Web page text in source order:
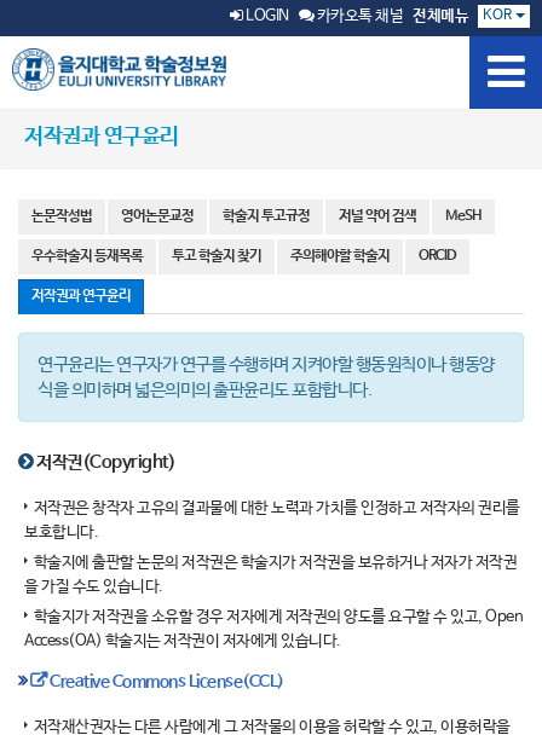
LOGIN 카카오톡 채널 전체메뉴 KOR
저작권과 연구윤리
논문작성법 영어논문교정 학술지 투고규정 저널 약어 검색 MeSH
우수학술지 등재목록 투고 학술지 찾기 주의해야할 학술지 ORCID
저작권과 연구윤리
연구윤리는 연구자가 연구를 수행하며 지켜야할 행동원칙이나 행동양
식을 의미하며 넓은의미의 출판윤리도 포함합니다.
저작권(Copyright)
저작권은 창작자 고유의 결과물에 대한 노력과 가치를 인정하고 저작자의 권리를
보호합니다.
학술지에 출판할 논문의 저작권은 학술지가 저작권을 보유하거나 저자가 저작권
을 가질 수도 있습니다.
학술지가 저작권을 소유할 경우 저자에게 저작권의 양도를 요구할 수 있고, Open
Access(OA) 학술지는 저작권이 저자에게 있습니다.
Creative Commons License(CCL)
저작재산권자는 다른 사람에게 그 저작물의 이용을 허락할 수 있고, 이용허락을